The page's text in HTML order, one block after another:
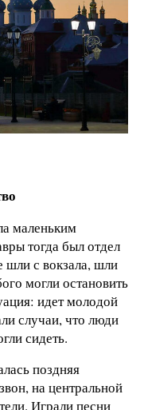
маленьким
тогда был отдел
шли с вокзала, шли
могли остановить
идет молодой
случаи, что люди
сидеть.
поздняя
на центральной
Играли песни